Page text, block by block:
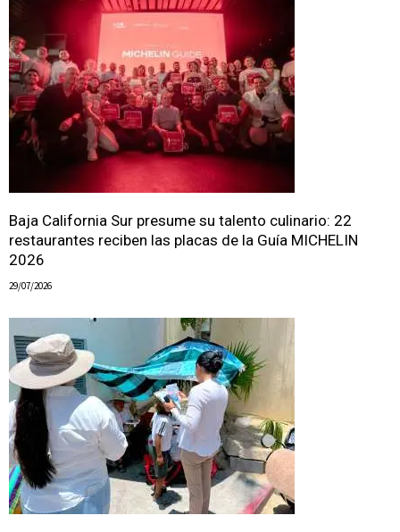
Baja California Sur presume su talento culinario: 22
restaurantes reciben las placas de la Guía MICHELIN
2026
29/07/2026